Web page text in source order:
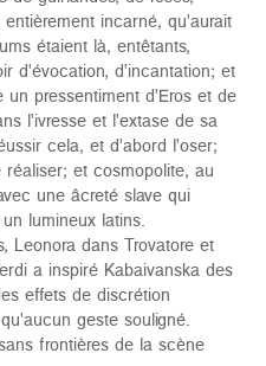
incarné, qu'aurait
étaient là, entêtants,
d'évocation, d'incantation; et
pressentiment d'Eros et de
l'ivresse et l'extase de sa
cela, et d'abord l'oser;
et cosmopolite, au
une âcreté slave qui
lumineux latins.
Leonora dans Trovatore et
a inspiré Kabaivanska des
effets de discrétion
geste souligné.
frontières de la scène